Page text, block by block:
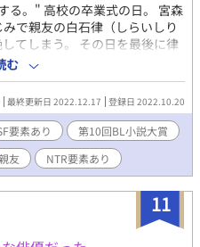
る。" 高校の卒業式の日。 宮森
で親友の白石律（しらいしり
てしまう。 その日を最後に律
学生になった香澄は、訪れた律
。 不思議な予感がした香澄が
意識を失ってしまう。 次に目
。 まるで近未来映画に出てく
知らぬ世界に迷い込んでいた
、レナードと名乗る金糸のよ
混乱する香澄を陵辱する。 こ
元にやってきたのは、一年前
った律は人が変わったように
が惜しければレナードに体を
こはどこなのか？ 戸惑う香
む
最終更新日 2022.12.17 登録日 2022.10.20
要素あり
第10回BL小説大賞
友 NTR要素あり
11